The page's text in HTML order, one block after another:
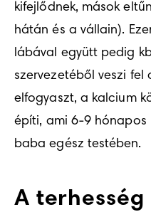
kifejlődnek, mások
hátán és a vállain).
lábával együtt pedig
szervezetéből veszi
elfogyaszt, a kalcium
építi, ami 6-9 hónapos
baba egész testében.
A terhesség